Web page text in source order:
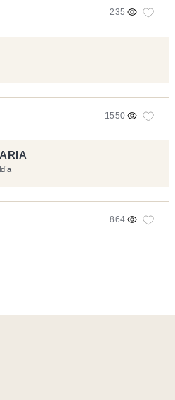
235
1550
864